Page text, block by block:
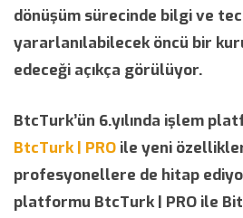
dönüşüm sürecinde bilgi ve
yararlanılabilecek öncü bir
edeceği açıkça görülüyor.
BtcTurk’ün 6.yılında işlem
BtcTurk | PRO ile yeni
profesyonellere de hitap
platformu BtcTurk | PRO ile